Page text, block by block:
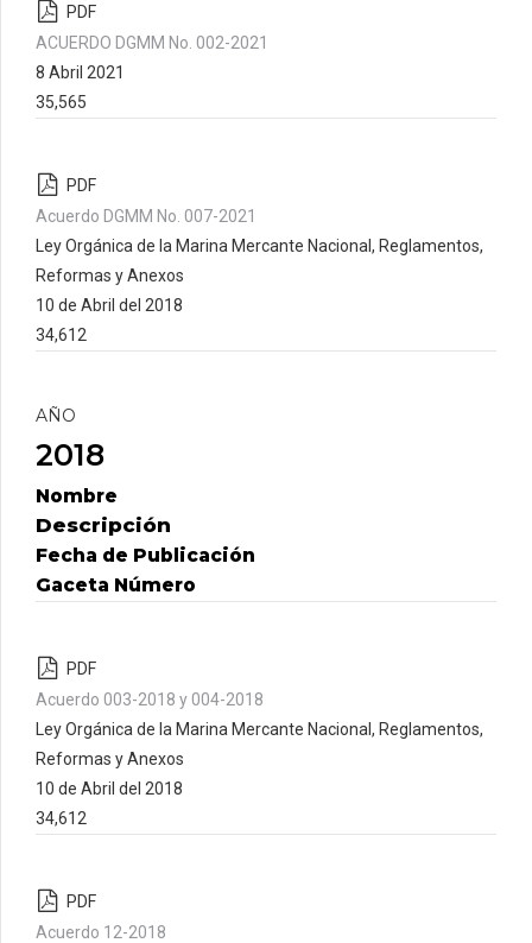
PDF
ACUERDO DGMM No. 002-2021
8 Abril 2021
35,565
PDF
Acuerdo DGMM No. 007-2021
Ley Orgánica de la Marina Mercante Nacional, Reglamentos,
Reformas y Anexos
10 de Abril del 2018
34,612
AÑO
2018
Nombre
Descripción
Fecha de Publicación
Gaceta Número
PDF
Acuerdo 003-2018 y 004-2018
Ley Orgánica de la Marina Mercante Nacional, Reglamentos,
Reformas y Anexos
10 de Abril del 2018
34,612
PDF
Acuerdo 12-2018